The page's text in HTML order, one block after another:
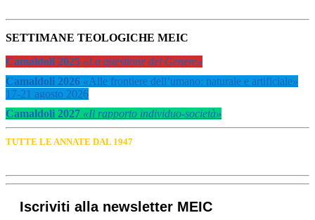
SETTIMANE TEOLOGICHE MEIC
Camaldoli 2025 «La questione del Genere»
Camaldoli 2026 «Alle frontiere dell’umano: naturale e artificiale»
17-21 agosto 2026
Camaldoli 2027 «Il rapporto individuo-società»
TUTTE LE ANNATE DAL 1947
Iscriviti alla newsletter MEIC